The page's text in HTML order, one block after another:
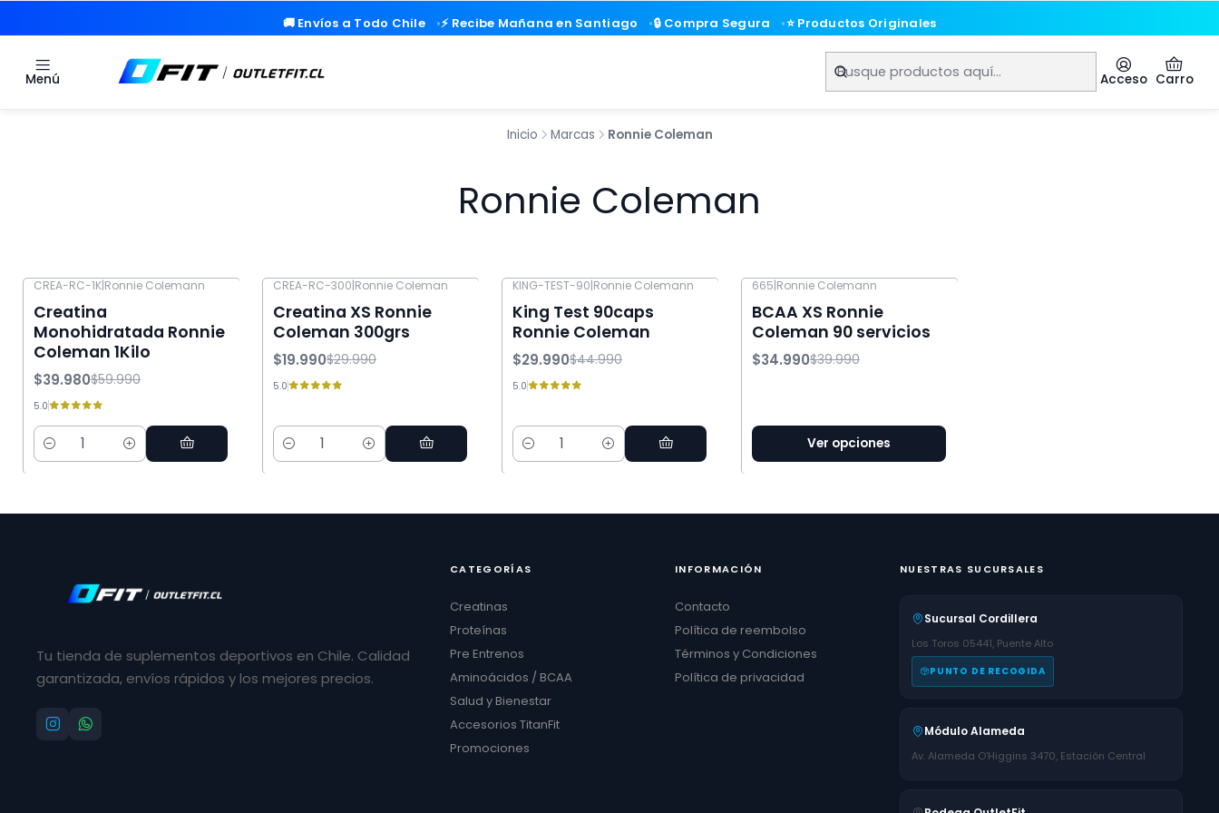
🚚 Envíos a Todo Chile ⚡ Recibe Mañana en Santiago 🔒 Compra Segura ⭐ Productos Originales
Menú Acceso Carro
Inicio Marcas Ronnie Coleman
Ronnie Coleman
CREA-RC-1K|Ronnie Colemann
Creatina
Monohidratada Ronnie
Coleman 1Kilo
$39.980$59.990
5.0
Cantidad
CREA-RC-300|Ronnie Coleman
Creatina XS Ronnie
Coleman 300grs
$19.990$29.990
5.0
Cantidad
KING-TEST-90|Ronnie Colemann
King Test 90caps
Ronnie Coleman
$29.990$44.990
5.0
Cantidad
665|Ronnie Colemann
BCAA XS Ronnie
Coleman 90 servicios
$34.990$39.990
Ver opciones
Tu tienda de suplementos deportivos en Chile. Calidad
garantizada, envíos rápidos y los mejores precios.
CATEGORÍAS
Creatinas
Proteínas
Pre Entrenos
Aminoácidos / BCAA
Salud y Bienestar
Accesorios TitanFit
Promociones
INFORMACIÓN
Contacto
Política de reembolso
Términos y Condiciones
Política de privacidad
NUESTRAS SUCURSALES
Sucursal Cordillera
Los Toros 05441, Puente Alto
PUNTO DE RECOGIDA
Módulo Alameda
Av. Alameda O'Higgins 3470, Estación Central
🚚 Envíos a Todo Chile ⚡ Recibe Mañana en Santiago 🔒 Compra Segura ⭐ Productos Originales